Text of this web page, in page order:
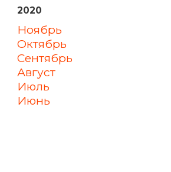
2020
ноябрь
октябрь
сентябрь
август
июль
июнь